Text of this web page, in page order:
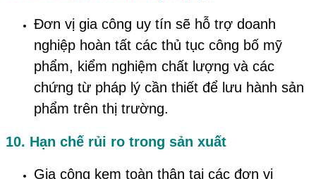
Đơn vị gia công uy tín sẽ hỗ trợ doanh
nghiệp hoàn tất các thủ tục công bố mỹ
phẩm, kiểm nghiệm chất lượng và các
chứng từ pháp lý cần thiết để lưu hành sản
phẩm trên thị trường.
10. Hạn chế rủi ro trong sản xuất
Gia công kem toàn thân tại các đơn vị